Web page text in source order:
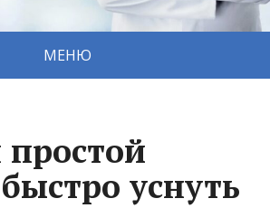
МЕНЮ
уснуть